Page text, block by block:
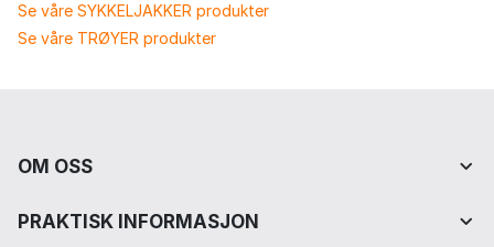
Se våre SYKKELJAKKER produkter
Se våre TRØYER produkter
OM OSS
PRAKTISK INFORMASJON